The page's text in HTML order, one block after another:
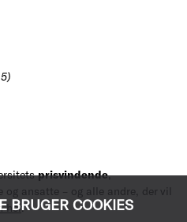
BRUGER COOKIES
prisvindende,
ansatte – og alle andre, der vil
her.